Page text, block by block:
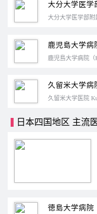
大分大学医学
鹿児島大学病
久留米大学病
日本四国地区 主流
徳島大学病院